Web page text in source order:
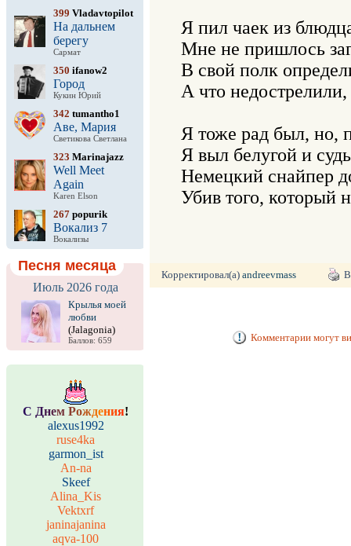
399 Vladavtopilot
На дальнем
берегу
Сармат
350 ifanow2
Город
Кукин Юрий
342 tumantho1
Аве, Мария
Светикова Светлана
323 Marinajazz
Well Meet
Again
Karen Elson
267 popurik
Вокализ 7
Вокализы
Песня месяца
Июль 2026 года
Крылья моей
любви
(Jalagonia)
Баллов: 659
С Днем Рождения!
alexus1992
ruse4ka
garmon_ist
An-na
Skeef
Alina_Kis
Vektxrf
janinajanina
aqva-100
Я пил чаек из
Мне не пришлось
В свой полк
А что
Я тоже рад был, но,
Я выл белугой и
Немецкий снайпер
Убив того, который
Корректировал(а) andreevmass
Комментарии могут